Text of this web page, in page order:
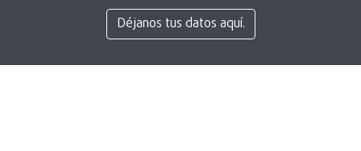
Déjanos tus datos aquí.